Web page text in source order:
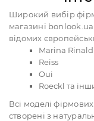
Широкий вибір
магазині
відомих
Marina
Reiss
Oui
Roeckl та
Всі моделі
створені з